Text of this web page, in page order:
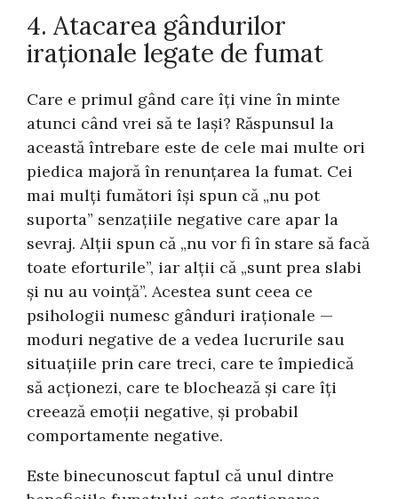
4. Atacarea gândurilor
iraționale legate de fumat
Care e primul gând care îți vine în minte
atunci când vrei să te lași? Răspunsul la
această întrebare este de cele mai multe ori
piedica majoră în renunțarea la fumat. Cei
mai mulți fumători își spun că „nu pot
suporta” senzațiile negative care apar la
sevraj. Alții spun că „nu vor fi în stare să facă
toate eforturile”, iar alții că „sunt prea slabi
și nu au voință”. Acestea sunt ceea ce
psihologii numesc gânduri iraționale —
moduri negative de a vedea lucrurile sau
situațiile prin care treci, care te împiedică
să acționezi, care te blochează și care îți
creează emoții negative, și probabil
comportamente negative.
Este binecunoscut faptul că unul dintre